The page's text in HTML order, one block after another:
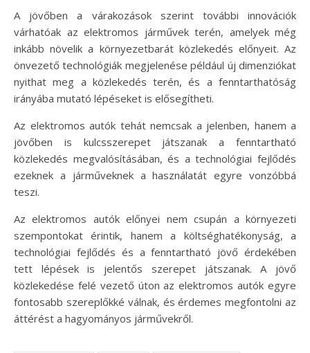
A jövőben a várakozások szerint további innovációk
várhatóak az elektromos járművek terén, amelyek még
inkább növelik a környezetbarát közlekedés előnyeit. Az
önvezető technológiák megjelenése például új dimenziókat
nyithat meg a közlekedés terén, és a fenntarthatóság
irányába mutató lépéseket is elősegítheti.
Az elektromos autók tehát nemcsak a jelenben, hanem a
jövőben is kulcsszerepet játszanak a fenntartható
közlekedés megvalósításában, és a technológiai fejlődés
ezeknek a járműveknek a használatát egyre vonzóbbá
teszi.
Az elektromos autók előnyei nem csupán a környezeti
szempontokat érintik, hanem a költséghatékonyság, a
technológiai fejlődés és a fenntartható jövő érdekében
tett lépések is jelentős szerepet játszanak. A jövő
közlekedése felé vezető úton az elektromos autók egyre
fontosabb szereplőkké válnak, és érdemes megfontolni az
áttérést a hagyományos járművekről.